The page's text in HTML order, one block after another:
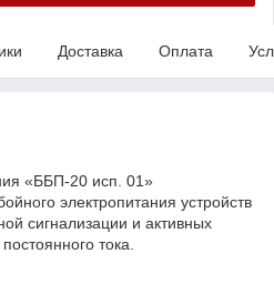
Доставка Оплата
«ББП-20 исп. 01»
электропитания устройств
сигнализации и активных
тока.